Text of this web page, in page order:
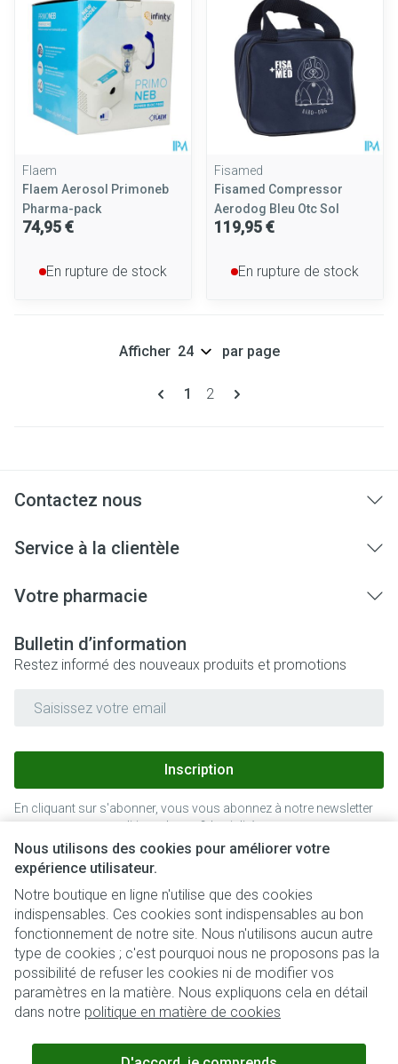
Nous utilisons des cookies pour améliorer votre
expérience utilisateur.
Notre boutique en ligne n'utilise que des cookies
indispensables. Ces cookies sont indispensables au bon
fonctionnement de notre site. Nous n'utilisons aucun autre
type de cookies ; c'est pourquoi nous ne proposons pas la
possibilité de refuser les cookies ni de modifier vos
paramètres en la matière. Nous expliquons cela en détail
dans notre politique en matière de cookies
Flaem
Flaem Aerosol Primoneb
Pharma-pack
74,95 €
En rupture de stock
Fisamed
Fisamed Compressor
Aerodog Bleu Otc Sol
119,95 €
En rupture de stock
Pages
Vous lisez actuellement la page
1 Page
2
Afficher par page
Contactez nous
Service à la clientèle
Votre pharmacie
Bulletin d’information
Restez informé des nouveaux produits et promotions
Inscription
En cliquant sur s'abonner, vous vous abonnez à notre newsletter
et acceptez notrepolitique de confidentialité.
Liens légaux